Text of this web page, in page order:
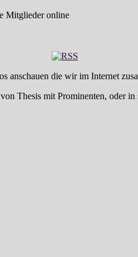
Mitglieder online
anschauen die wir im Internet
Thesis mit Prominenten, oder in